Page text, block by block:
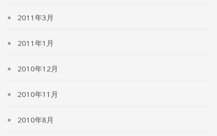
2011年3月
2011年1月
2010年12月
2010年11月
2010年8月